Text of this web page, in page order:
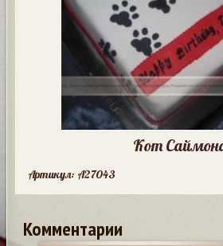
Кот
Артикул: A27043
Комментарии